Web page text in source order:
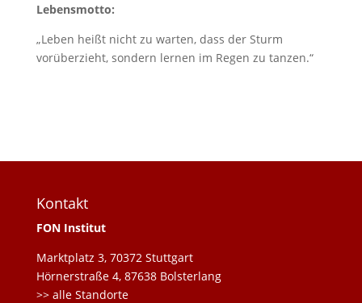
Lebensmotto:
„Leben heißt nicht zu warten, dass der Sturm
vorüberzieht, sondern lernen im Regen zu tanzen.“
Kontakt
FON Institut
Marktplatz 3, 70372 Stuttgart
Hörnerstraße 4, 87638 Bolsterlang
>> alle Standorte